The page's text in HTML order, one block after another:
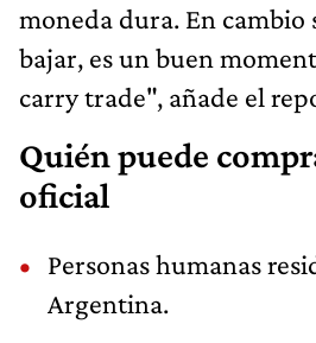
moneda dura. En cambio
bajar, es un buen
carry trade", añade el
Quién puede
oficial
Personas humanas
Argentina.